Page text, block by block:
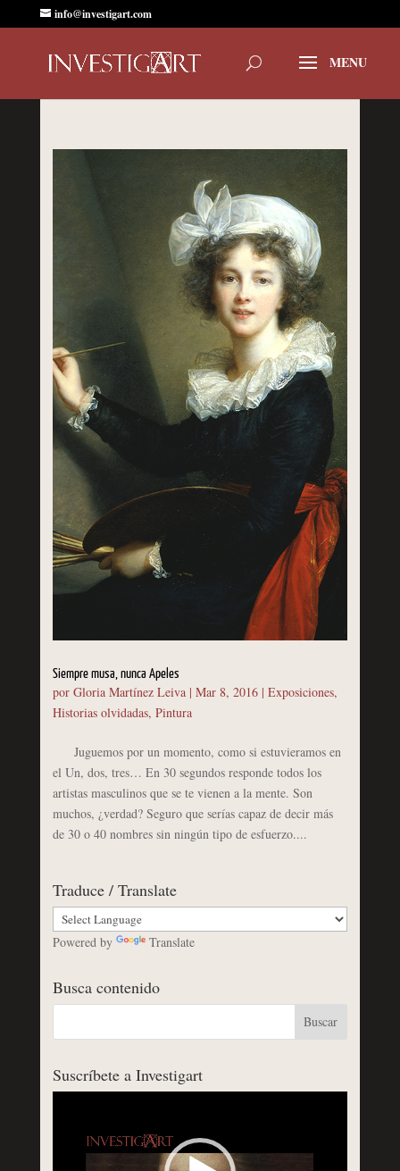
info@investigart.com
Siempre musa, nunca Apeles
por Gloria Martínez Leiva| Mar 8, 2016| Exposiciones,
Historias olvidadas, Pintura
Juguemos por un momento, como si estuvieramos en
el Un, dos, tres… En 30 segundos responde todos los
artistas masculinos que se te vienen a la mente. Son
muchos, ¿verdad? Seguro que serías capaz de decir más
de 30 o 40 nombres sin ningún tipo de esfuerzo....
Traduce / Translate
Powered by Translate
Busca contenido
Suscríbete a Investigart